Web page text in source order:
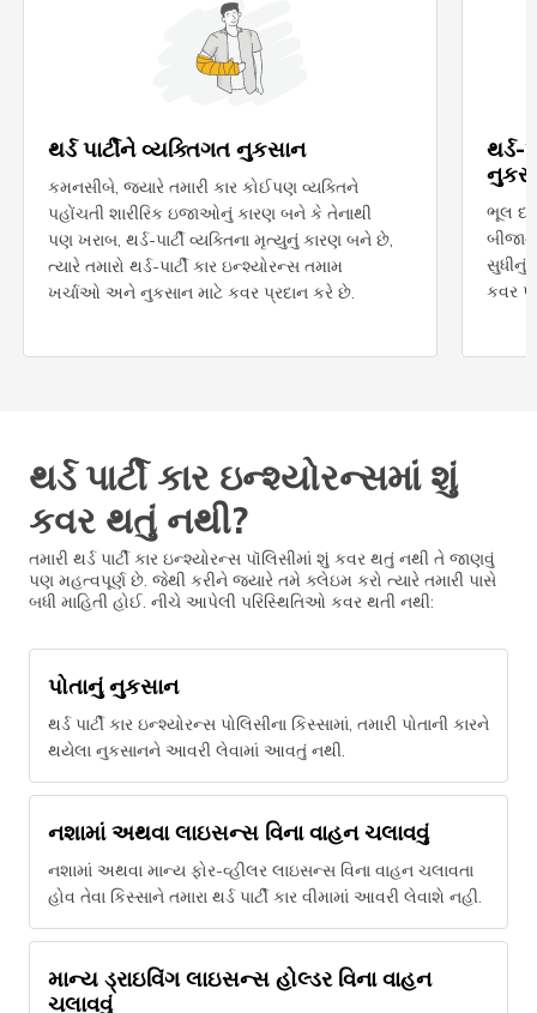
થર્ડ પાર્ટીને વ્યક્તિગત નુકસાન
કમનસીબે, જ્યારે તમારી કાર કોઈપણ વ્યક્તિને
પહોંચતી શારીરિક ઇજાઓનું કારણ બને કે તેનાથી
પણ ખરાબ, થર્ડ-પાર્ટી વ્યક્તિના મૃત્યુનું કારણ બને છે,
ત્યારે તમારો થર્ડ-પાર્ટી કાર ઇન્શ્યોરન્સ તમામ
ખર્ચાઓ અને નુકસાન માટે કવર પ્રદાન કરે છે.
થર્ડ-
ભૂલ
સુધીનું
કવર
થર્ડ પાર્ટી કાર ઇન્શ્યોરન્સમાં શું
કવર થતું નથી?
તમારી થર્ડ પાર્ટી કાર ઇન્શ્યોરન્સ પૉલિસીમાં શું કવર થતું નથી તે જાણવું
પણ મહત્વપૂર્ણ છે. જેથી કરીને જ્યારે તમે ક્લેઇમ કરો ત્યારે તમારી પાસે
બધી માહિતી હોઈ. નીચે આપેલી પરિસ્થિતિઓ કવર થતી નથી:
પોતાનું નુકસાન
થર્ડ પાર્ટી કાર ઇન્શ્યોરન્સ પોલિસીના કિસ્સામાં, તમારી પોતાની કારને
થયેલા નુકસાનને આવરી લેવામાં આવતું નથી.
નશામાં અથવા લાઇસન્સ વિના વાહન ચલાવવું
નશામાં અથવા માન્ય ફોર-વ્હીલર લાઇસન્સ વિના વાહન ચલાવતા
હોવ તેવા કિસ્સાને તમારા થર્ડ પાર્ટી કાર વીમામાં આવરી લેવાશે નહી.
માન્ય ડ્રાઇવિંગ લાઇસન્સ હોલ્ડર વિના વાહન
ચલાવવું